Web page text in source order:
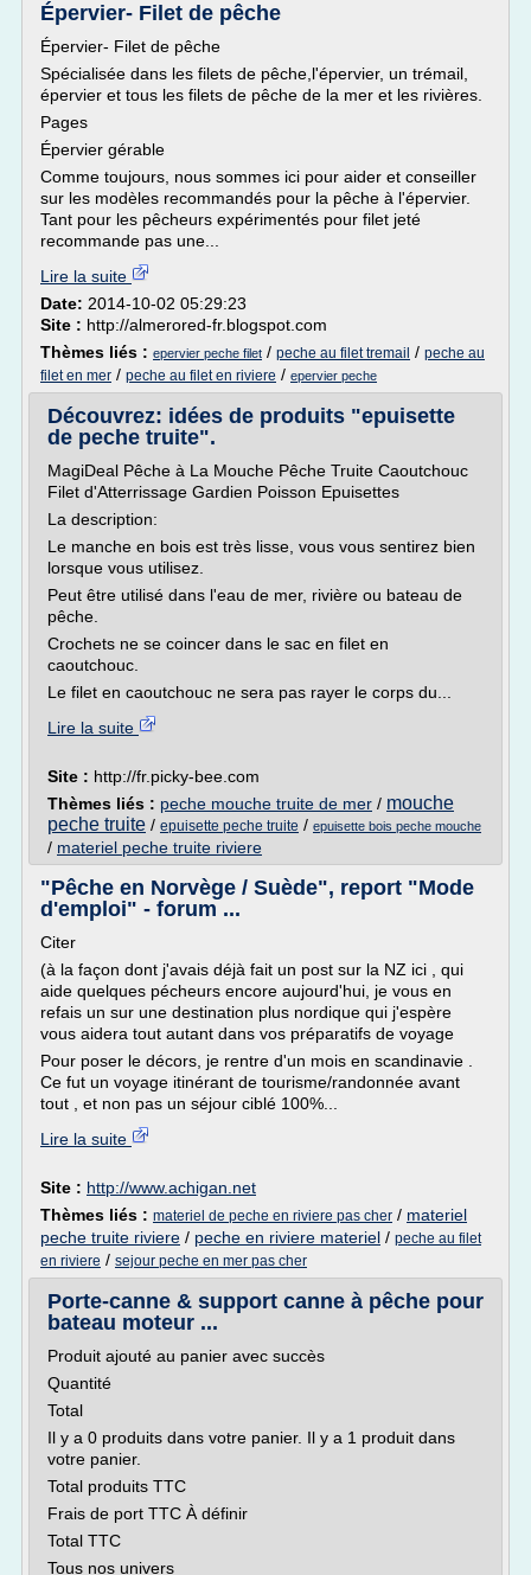
Épervier- Filet de pêche
Épervier- Filet de pêche
Spécialisée dans les filets de pêche,l'épervier, un trémail,
épervier et tous les filets de pêche de la mer et les rivières.
Pages
Épervier gérable
Comme toujours, nous sommes ici pour aider et conseiller
sur les modèles recommandés pour la pêche à l'épervier.
Tant pour les pêcheurs expérimentés pour filet jeté
recommande pas une...
Lire la suite
Date: 2014-10-02 05:29:23
Site : http://almerored-fr.blogspot.com
Thèmes liés : epervier peche filet / peche au filet tremail / peche au
filet en mer / peche au filet en riviere / epervier peche
Découvrez: idées de produits "epuisette
de peche truite".
MagiDeal Pêche à La Mouche Pêche Truite Caoutchouc
Filet d'Atterrissage Gardien Poisson Epuisettes
La description:
Le manche en bois est très lisse, vous vous sentirez bien
lorsque vous utilisez.
Peut être utilisé dans l'eau de mer, rivière ou bateau de
pêche.
Crochets ne se coincer dans le sac en filet en
caoutchouc.
Le filet en caoutchouc ne sera pas rayer le corps du...
Lire la suite
Site : http://fr.picky-bee.com
Thèmes liés : peche mouche truite de mer / mouche
peche truite / epuisette peche truite / epuisette bois peche mouche
/ materiel peche truite riviere
"Pêche en Norvège / Suède", report "Mode
d'emploi" - forum ...
Citer
(à la façon dont j'avais déjà fait un post sur la NZ ici , qui
aide quelques pécheurs encore aujourd'hui, je vous en
refais un sur une destination plus nordique qui j'espère
vous aidera tout autant dans vos préparatifs de voyage
Pour poser le décors, je rentre d'un mois en scandinavie .
Ce fut un voyage itinérant de tourisme/randonnée avant
tout , et non pas un séjour ciblé 100%...
Lire la suite
Site : http://www.achigan.net
Thèmes liés : materiel de peche en riviere pas cher / materiel
peche truite riviere / peche en riviere materiel / peche au filet
en riviere / sejour peche en mer pas cher
Porte-canne & support canne à pêche pour
bateau moteur ...
Produit ajouté au panier avec succès
Quantité
Total
Il y a 0 produits dans votre panier. Il y a 1 produit dans
votre panier.
Total produits TTC
Frais de port TTC À définir
Total TTC
Tous nos univers